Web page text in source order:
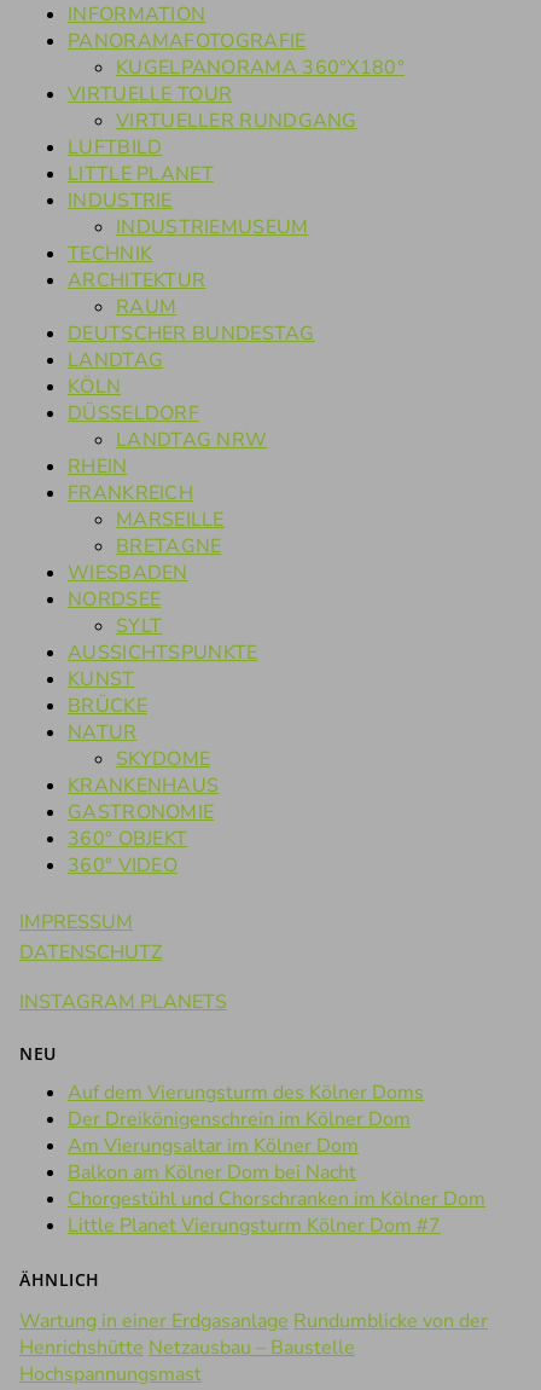
INFORMATION
PANORAMAFOTOGRAFIE
KUGELPANORAMA 360°X180°
VIRTUELLE TOUR
VIRTUELLER RUNDGANG
LUFTBILD
LITTLE PLANET
INDUSTRIE
INDUSTRIEMUSEUM
TECHNIK
ARCHITEKTUR
RAUM
DEUTSCHER BUNDESTAG
LANDTAG
KÖLN
DÜSSELDORF
LANDTAG NRW
RHEIN
FRANKREICH
MARSEILLE
BRETAGNE
WIESBADEN
NORDSEE
SYLT
AUSSICHTSPUNKTE
KUNST
BRÜCKE
NATUR
SKYDOME
KRANKENHAUS
GASTRONOMIE
360° OBJEKT
360° VIDEO
IMPRESSUM
DATENSCHUTZ
INSTAGRAM PLANETS
NEU
Auf dem Vierungsturm des Kölner Doms
Der Dreikönigenschrein im Kölner Dom
Am Vierungsaltar im Kölner Dom
Balkon am Kölner Dom bei Nacht
Chorgestühl und Chorschranken im Kölner Dom
Little Planet Vierungsturm Kölner Dom #7
ÄHNLICH
Wartung in einer Erdgasanlage Rundumblicke von der
Henrichshütte Netzausbau – Baustelle
Hochspannungsmast